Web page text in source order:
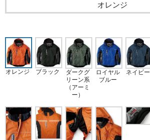
オレンジ
オレンジ ブラック
ダークグ
リーン系
（アーミ
ー）
ロイヤル
ブルー
ネイビー